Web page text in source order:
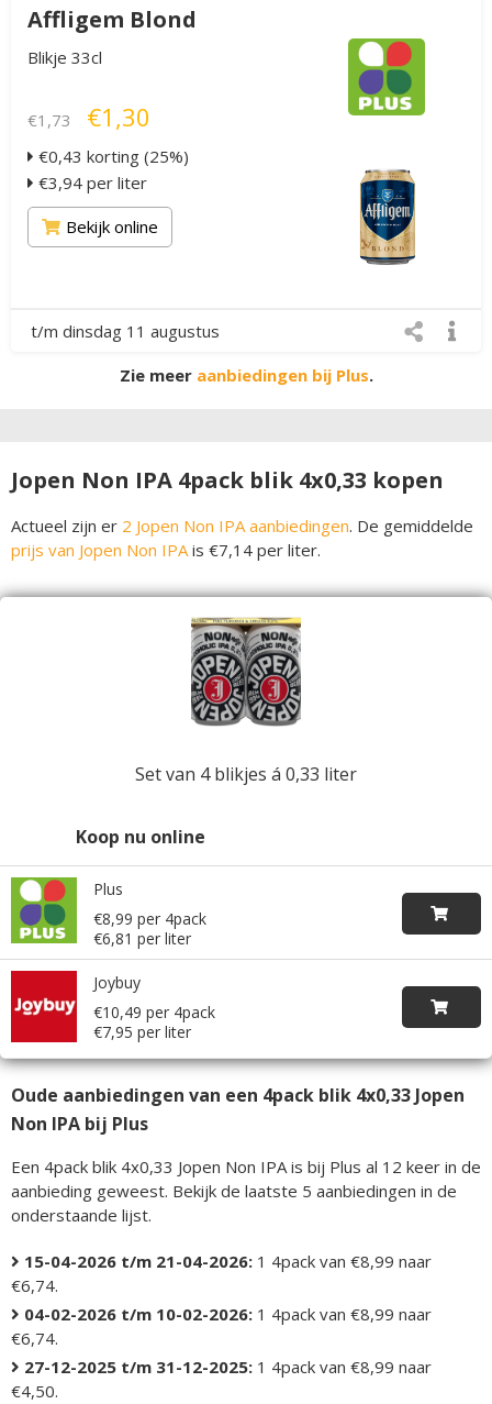
Affligem Blond
Blikje 33cl
€1,73 €1,30
€0,43 korting (25%)
€3,94 per liter
Bekijk online
t/m dinsdag 11 augustus
Zie meer aanbiedingen bij Plus.
Jopen Non IPA 4pack blik 4x0,33 kopen
Actueel zijn er 2 Jopen Non IPA aanbiedingen. De gemiddelde
prijs van Jopen Non IPAis €7,14 per liter.
Set van 4 blikjes á 0,33 liter
Koop nu online
Plus
€8,99 per 4pack
€6,81 per liter
Joybuy
€10,49 per 4pack
€7,95 per liter
Oude aanbiedingen van een 4pack blik 4x0,33 Jopen
Non IPA bij Plus
Een 4pack blik 4x0,33 Jopen Non IPA is bij Plus al 12 keer in de
aanbieding geweest. Bekijk de laatste 5 aanbiedingen in de
onderstaande lijst.
15-04-2026 t/m 21-04-2026: 1 4pack van €8,99 naar
€6,74.
04-02-2026 t/m 10-02-2026: 1 4pack van €8,99 naar
€6,74.
27-12-2025 t/m 31-12-2025: 1 4pack van €8,99 naar
€4,50.